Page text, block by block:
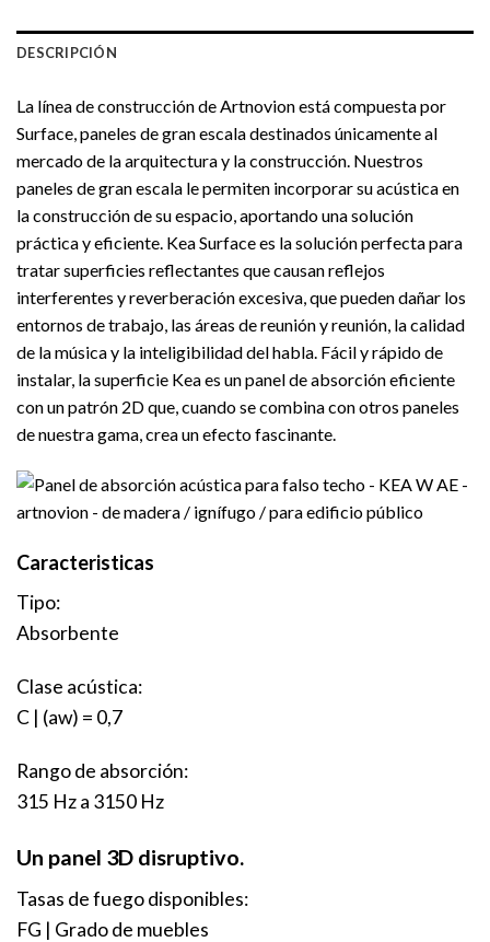
DESCRIPCIÓN
La línea de construcción de Artnovion está compuesta por
Surface, paneles de gran escala destinados únicamente al
mercado de la arquitectura y la construcción. Nuestros
paneles de gran escala le permiten incorporar su acústica en
la construcción de su espacio, aportando una solución
práctica y eficiente. Kea Surface es la solución perfecta para
tratar superficies reflectantes que causan reflejos
interferentes y reverberación excesiva, que pueden dañar los
entornos de trabajo, las áreas de reunión y reunión, la calidad
de la música y la inteligibilidad del habla. Fácil y rápido de
instalar, la superficie Kea es un panel de absorción eficiente
con un patrón 2D que, cuando se combina con otros paneles
de nuestra gama, crea un efecto fascinante.
Caracteristicas
Tipo:
Absorbente
Clase acústica:
C | (aw) = 0,7
Rango de absorción:
315 Hz a 3150 Hz
Un panel 3D disruptivo.
Tasas de fuego disponibles:
FG | Grado de muebles